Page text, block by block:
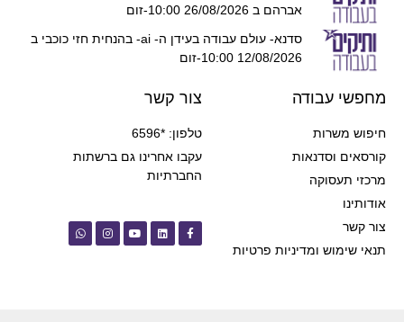
אברהם ב 26/08/2026 10:00-זום
סדנא- עולם עבודה בעידן ה- ai- בהנחית חזי כוכבי ב
12/08/2026 10:00-זום
מחפשי עבודה
חיפוש משרות
קורסאים וסדנאות
מרכזי תעסוקה
אודותינו
צור קשר
תנאי שימוש ומדיניות פרטיות
צור קשר
טלפון: *6596
עקבו אחרינו גם ברשתות
החברתיות